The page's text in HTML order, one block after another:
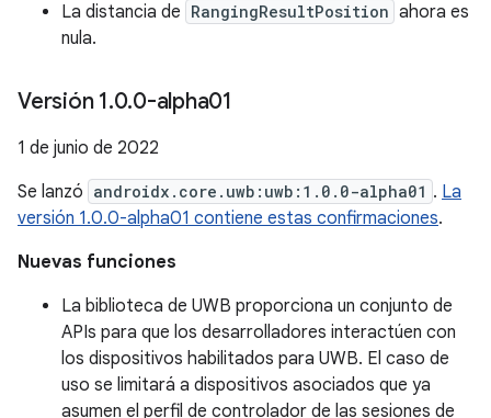
La distancia de RangingResultPosition ahora es
nula.
Versión 1.0.0-alpha01
1 de junio de 2022
Se lanzó androidx.core.uwb:uwb:1.0.0-alpha01 . La
versión 1.0.0-alpha01 contiene estas confirmaciones.
Nuevas funciones
La biblioteca de UWB proporciona un conjunto de
APIs para que los desarrolladores interactúen con
los dispositivos habilitados para UWB. El caso de
uso se limitará a dispositivos asociados que ya
asumen el perfil de controlador de las sesiones de